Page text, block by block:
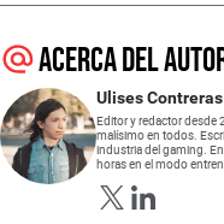
Acerca del
Ulises Contreras
Editor y redactor desde
malísimo en todos.
industria del gaming.
horas en el modo
Opens in
Opens in